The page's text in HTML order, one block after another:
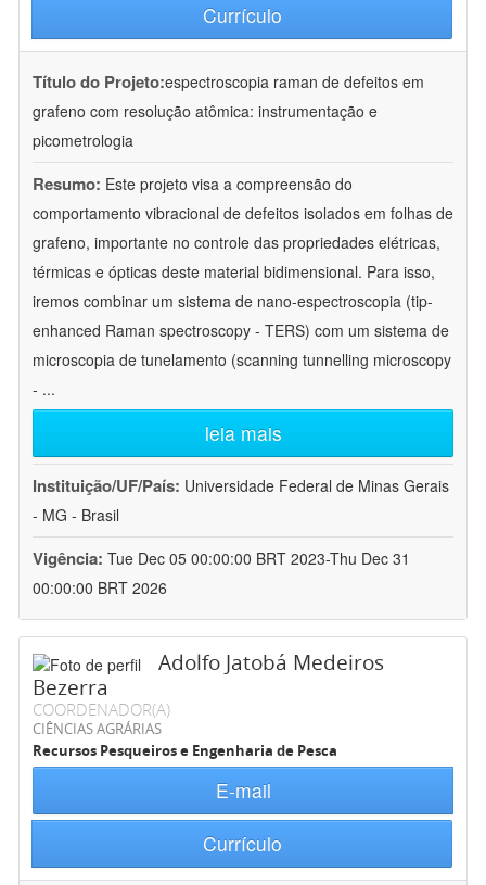
Currículo
Título do Projeto:espectroscopia raman de defeitos em
grafeno com resolução atômica: instrumentação e
picometrologia
Resumo: Este projeto visa a compreensão do
comportamento vibracional de defeitos isolados em folhas de
grafeno, importante no controle das propriedades elétricas,
térmicas e ópticas deste material bidimensional. Para isso,
iremos combinar um sistema de nano-espectroscopia (tip-
enhanced Raman spectroscopy - TERS) com um sistema de
microscopia de tunelamento (scanning tunnelling microscopy
- ...
leia mais
Instituição/UF/País: Universidade Federal de Minas Gerais
- MG - Brasil
Vigência: Tue Dec 05 00:00:00 BRT 2023-Thu Dec 31
00:00:00 BRT 2026
Adolfo Jatobá Medeiros
Bezerra
COORDENADOR(A)
CIÊNCIAS AGRÁRIAS
Recursos Pesqueiros e Engenharia de Pesca
E-mail
Currículo